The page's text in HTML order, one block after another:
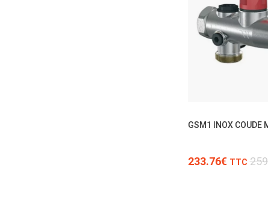
GSM1 INOX COUDE
233.76€ TTC